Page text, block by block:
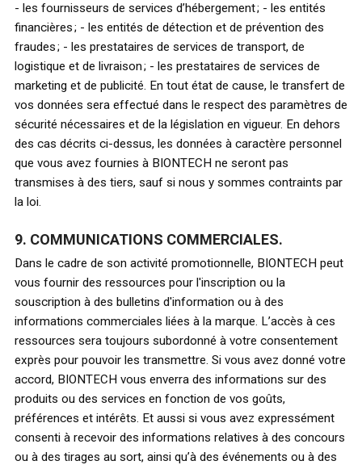
- les fournisseurs de services d’hébergement ; - les entités
financières ; - les entités de détection et de prévention des
fraudes ; - les prestataires de services de transport, de
logistique et de livraison ; - les prestataires de services de
marketing et de publicité. En tout état de cause, le transfert de
vos données sera effectué dans le respect des paramètres de
sécurité nécessaires et de la législation en vigueur. En dehors
des cas décrits ci-dessus, les données à caractère personnel
que vous avez fournies à BIONTECH ne seront pas
transmises à des tiers, sauf si nous y sommes contraints par
la loi.
9. COMMUNICATIONS COMMERCIALES.
Dans le cadre de son activité promotionnelle, BIONTECH peut
vous fournir des ressources pour l'inscription ou la
souscription à des bulletins d'information ou à des
informations commerciales liées à la marque. L’accès à ces
ressources sera toujours subordonné à votre consentement
exprès pour pouvoir les transmettre. Si vous avez donné votre
accord, BIONTECH vous enverra des informations sur des
produits ou des services en fonction de vos goûts,
préférences et intérêts. Et aussi si vous avez expressément
consenti à recevoir des informations relatives à des concours
ou à des tirages au sort, ainsi qu’à des événements ou à des